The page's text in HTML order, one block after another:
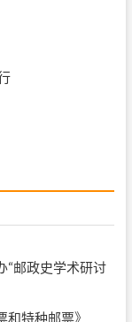
“邮政史学术研讨
和特种邮票》